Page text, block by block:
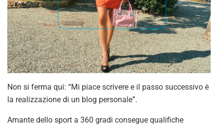
Non si ferma qui: “Mi piace scrivere e il passo successivo è
la realizzazione di un blog personale”.
Amante dello sport a 360 gradi consegue qualifiche